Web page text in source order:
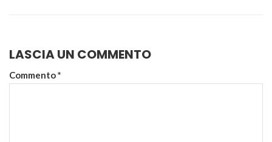
LASCIA UN COMMENTO
Commento*